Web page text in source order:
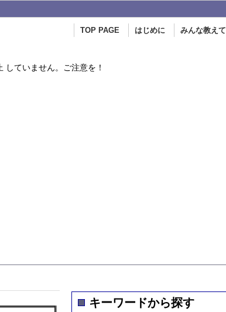
みんな教えて
はじめに
TOP PAGE
していません。ご注意を！
キーワードから探す